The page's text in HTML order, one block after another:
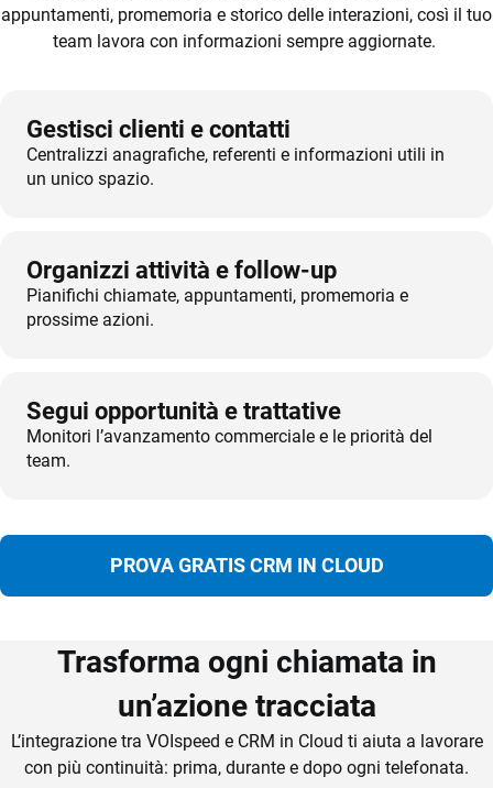
appuntamenti, promemoria e storico delle interazioni, così il tuo
team lavora con informazioni sempre aggiornate.
Gestisci clienti e contatti
Centralizzi anagrafiche, referenti e informazioni utili in
un unico spazio.
Organizzi attività e follow-up
Pianifichi chiamate, appuntamenti, promemoria e
prossime azioni.
Segui opportunità e trattative
Monitori l’avanzamento commerciale e le priorità del
team.
PROVA GRATIS CRM IN CLOUD
Trasforma ogni chiamata in
un’azione tracciata
L’integrazione tra VOIspeed e CRM in Cloud ti aiuta a lavorare
con più continuità: prima, durante e dopo ogni telefonata.